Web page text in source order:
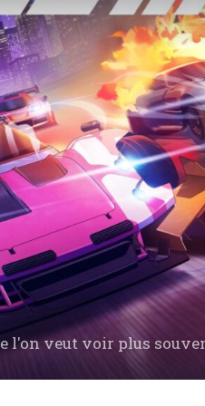
l'on veut voir plus